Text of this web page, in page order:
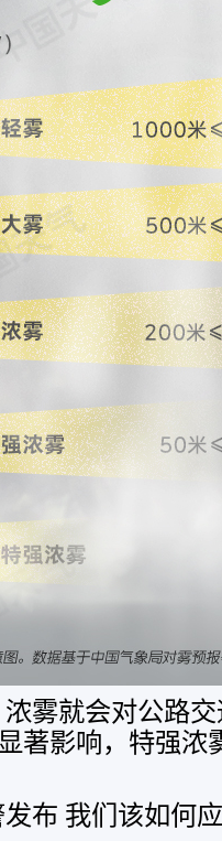
雾就会对公路
著影响，特强浓
布 我们该如何